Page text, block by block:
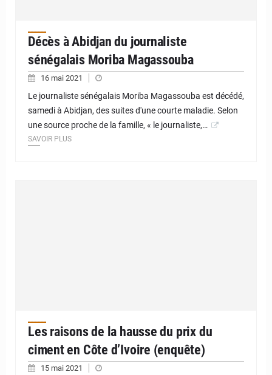
Décès à Abidjan du journaliste
sénégalais Moriba Magassouba
16 mai 2021
Le journaliste sénégalais Moriba Magassouba est décédé,
samedi à Abidjan, des suites d'une courte maladie. Selon
une source proche de la famille, « le journaliste,…
SAVOIR PLUS
Les raisons de la hausse du prix du
ciment en Côte d’Ivoire (enquête)
15 mai 2021